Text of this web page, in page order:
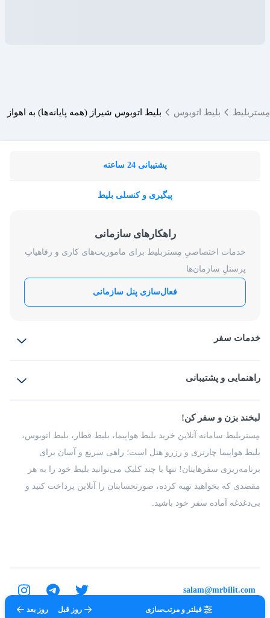
فیلتر و مرتب‌سازی روز قبل روز بعد
مِستربلیط بلیط اتوبوس بلیط اتوبوس شیراز (همه پایانه‌ها) به اهواز
پشتیبانی 24 ساعته
پیگیری و کنسلی بلیط
راهکارهای سازمانی
خدمات اختصاصیِ مِستربلیط برای ماموریت‌های کاری و رفاهیاتِ
پرسنلِ سازمان‌ها
فعال‌سازی پنل سازمانی
خدمات سفر
بلیط قطار
راهنمایی و پشتیبانی
شرایط و مقررات
راهکار سازمانی
فرصت‌های شغلی
درباره ما
لبخند بزن و سفر کن!
مِستربلیط سامانه آنلاین خرید بلیط هواپیما، بلیط قطار، بلیط اتوبوس،
بلیط هواپیما چارتری و رزرو هتل است؛ راهی سریع و آسان برای
برنامه‌ریزی سفرهایتان! تنها با چند کلیک می‌توانید بلیط خود را به هر
مقصدی که بخواهید تهیه کرده، صورتحسابتان را آنلاین پرداخت کنید و
بی‌دغدغه آماده سفر خود باشید.
تمامی حقوق برای شرکت عتیق گشت اصفهان محفوظ است.
salam@mrbilit.com